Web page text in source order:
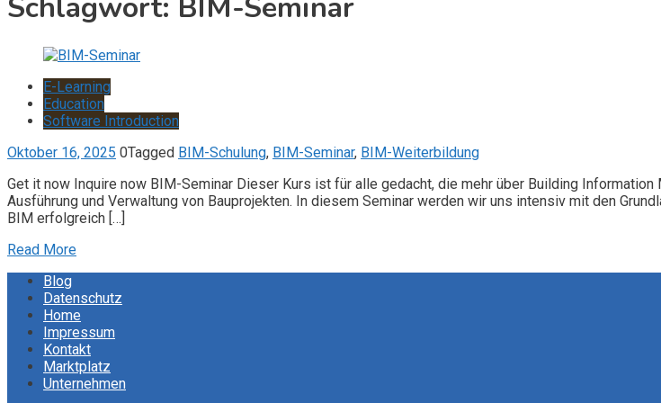
Schlagwort: BIM-Seminar
E-Learning
Education
Software Introduction
Oktober 16, 2025 0Tagged BIM-Schulung, BIM-Seminar, BIM-Weiterbildung
Get it now Inquire now BIM-Seminar Dieser Kurs ist für alle gedacht, die mehr über Building
Ausführung und Verwaltung von Bauprojekten. In diesem Seminar werden wir uns intensiv mit den
BIM erfolgreich […]
Read More
Blog
Datenschutz
Home
Impressum
Kontakt
Marktplatz
Unternehmen